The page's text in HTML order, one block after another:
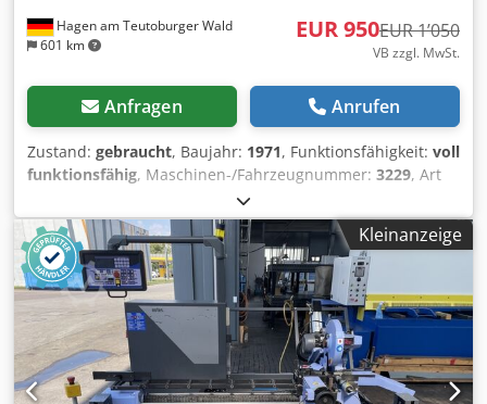
Hagen am Teutoburger Wald
601 km
EUR 950EUR 1’050
VB zzgl. MwSt.
Anfragen Anrufen
Zustand: gebraucht, Baujahr: 1971, Funktionsfähigkeit: voll
funktionsfähig, Maschinen-/Fahrzeugnummer: 3229, Art
Drehstrom
U/min, Drehzahl (max.):70 U/min, Eingangsspannung:500
V, Zum Verkauf steht eine robuste Metallkreissäge des
Herstellers Eisele, Modell VMS III. Die Maschine ist eine
klassische Kaltkreissäge für den industriellen Einsatz und
zeichnet sich durch ihre stabile Bauweise und
Langlebigkeit aus. Ideal für Werkstatt, Metallbau oder
Schlosserei. Technische Daten: • Hersteller: Eisele Cedpfx
Agjy Dc I Sepsha • Typ: VMS III • Baujahr: 1971 •
Kleinanzeige